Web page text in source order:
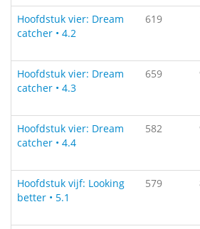
Hoofdstuk vier: Dream
catcher • 4.2
619
Hoofdstuk vier: Dream
catcher • 4.3
659
Hoofdstuk vier: Dream
catcher • 4.4
582
Hoofdstuk vijf: Looking
better • 5.1
579